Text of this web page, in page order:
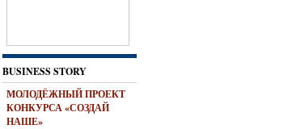
BUSINESS STORY
МОЛОДЁЖНЫЙ ПРОЕКТ
КОНКУРСА «СОЗДАЙ
НАШЕ»